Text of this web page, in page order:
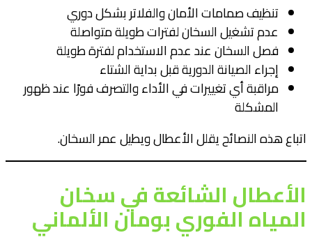
تنظيف صمامات الأمان والفلاتر بشكل دوري
عدم تشغيل السخان لفترات طويلة متواصلة
فصل السخان عند عدم الاستخدام لفترة طويلة
إجراء الصيانة الدورية قبل بداية الشتاء
مراقبة أي تغييرات في الأداء والتصرف فورًا عند ظهور
المشكلة
اتباع هذه النصائح يقلل الأعطال ويطيل عمر السخان.
الأعطال الشائعة في سخان
المياه الفوري بومان الألماني